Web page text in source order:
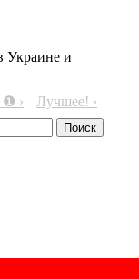
Украине и
❶ › Лучшее! ›